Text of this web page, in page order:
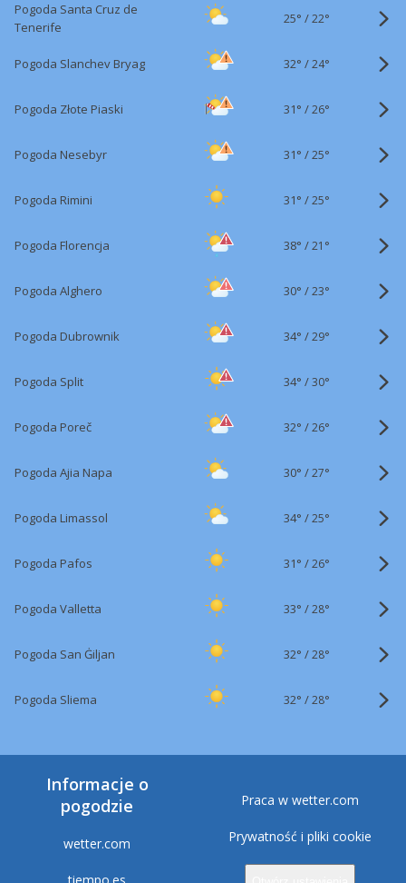
Pogoda Santa Cruz de
Tenerife
25° /22°
Pogoda Slanchev Bryag 32° /24°
Pogoda Złote Piaski 31° /26°
Pogoda Nesebyr 31° /25°
Pogoda Rimini 31° /25°
Pogoda Florencja 38° /21°
Pogoda Alghero 30° /23°
Pogoda Dubrownik 34° /29°
Pogoda Split 34° /30°
Pogoda Poreč 32° /26°
Pogoda Ajia Napa 30° /27°
Pogoda Limassol 34° /25°
Pogoda Pafos 31° /26°
Pogoda Valletta 33° /28°
Pogoda San Ġiljan 32° /28°
Pogoda Sliema 32° /28°
Informacje o
pogodzie
wetter.com
Praca w wetter.com
Prywatność i pliki cookie